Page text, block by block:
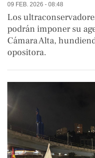
09 FEB. 2026 - 08:48
Los
podrán imponer su
Cámara Alta,
opositora.